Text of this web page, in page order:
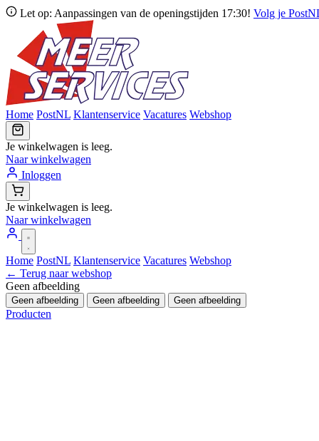
Let op: Aanpassingen van de openingstijden 17:30! Volg je
Home PostNL Klantenservice Vacatures Webshop
Je winkelwagen is leeg.
Naar winkelwagen
Inloggen
Je winkelwagen is leeg.
Naar winkelwagen
Home PostNL Klantenservice Vacatures Webshop
← Terug naar webshop
Geen afbeelding
Geen afbeelding Geen afbeelding Geen afbeelding
Producten